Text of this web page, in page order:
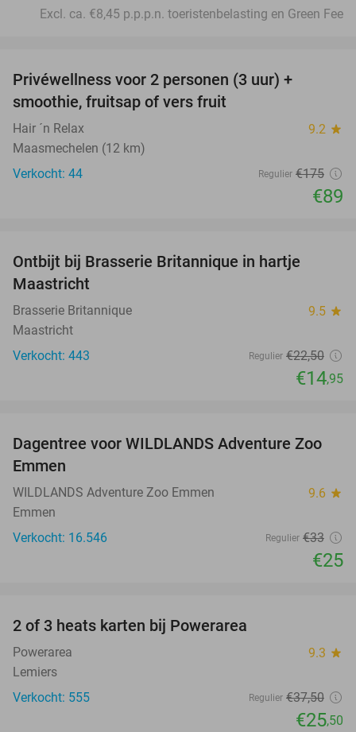
Excl. ca. €8,45 p.p.p.n. toeristenbelasting en Green Fee
Privéwellness voor 2 personen (3 uur) +
smoothie, fruitsap of vers fruit
Hair ´n Relax 9.2 star
Maasmechelen (12 km)
Verkocht: 44
Regulier €175
€89
Ontbijt bij Brasserie Britannique in hartje
Maastricht
Brasserie Britannique 9.5 star
Maastricht
Verkocht: 443
Regulier €22,50
€14,95
24%
Dagentree voor WILDLANDS Adventure Zoo
Emmen
WILDLANDS Adventure Zoo Emmen 9.6 star
Emmen
Verkocht: 16.546
Regulier €33
€25
2 of 3 heats karten bij Powerarea
Powerarea 9.3 star
Lemiers
Verkocht: 555
Regulier €37,50
€25,50